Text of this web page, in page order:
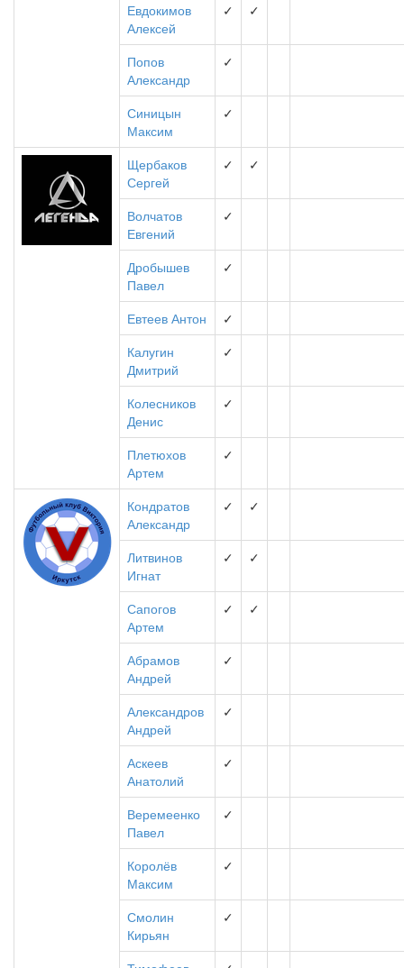
Евдокимов
Алексей
✓ ✓
Попов
Александр
✓
Синицын
Максим
✓
Щербаков
Сергей
✓ ✓
Волчатов
Евгений
✓
Дробышев
Павел
✓
Евтеев Антон
✓
Калугин
Дмитрий
✓
Колесников
Денис
✓
Плетюхов
Артем
✓
Кондратов
Александр
✓ ✓
Литвинов
Игнат
✓ ✓
Сапогов
Артем
✓ ✓
Абрамов
Андрей
✓
Александров
Андрей
✓
Аскеев
Анатолий
✓
Веремеенко
Павел
✓
Королёв
Максим
✓
Смолин
Кирьян
✓